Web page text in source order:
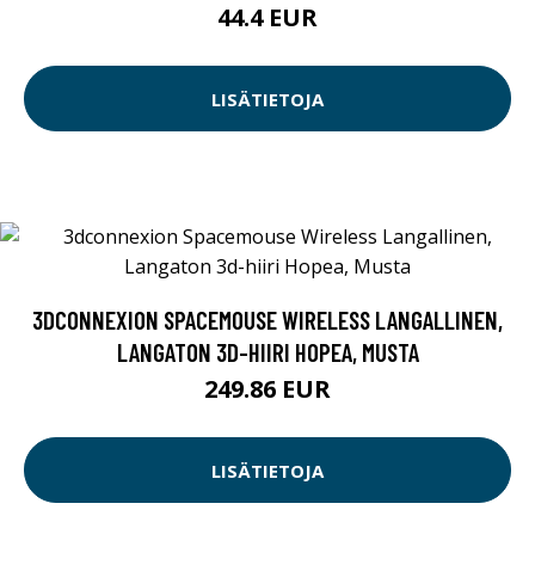
44.4 EUR
LISÄTIETOJA
3DCONNEXION SPACEMOUSE WIRELESS LANGALLINEN,
LANGATON 3D-HIIRI HOPEA, MUSTA
249.86 EUR
LISÄTIETOJA